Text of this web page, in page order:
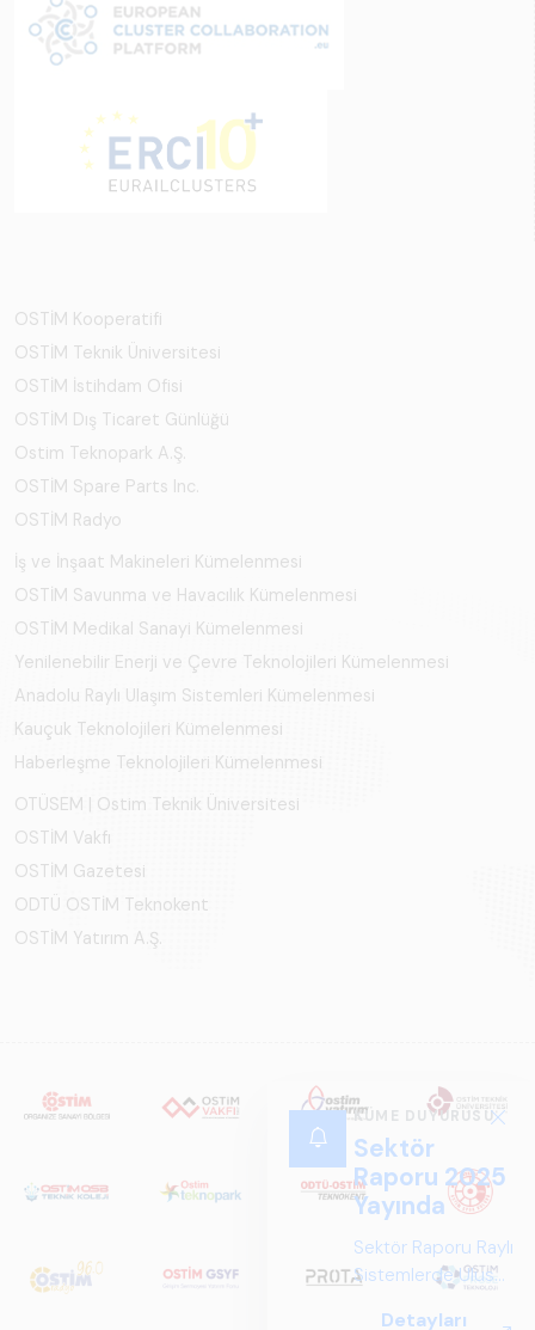
KÜME DUYURUSU
Sektör
Raporu 2025
Yayında
Sektör Raporu Raylı
Sistemlerde Ulusal
Detayları
OSTİM Kooperatifi
OSTİM Teknik Üniversitesi
OSTİM İstihdam Ofisi
OSTİM Dış Ticaret Günlüğü
Ostim Teknopark A.Ş.
OSTİM Spare Parts Inc.
OSTİM Radyo
İş ve İnşaat Makineleri Kümelenmesi
OSTİM Savunma ve Havacılık Kümelenmesi
OSTİM Medikal Sanayi Kümelenmesi
Yenilenebilir Enerji ve Çevre Teknolojileri Kümelenmesi
Anadolu Raylı Ulaşım Sistemleri Kümelenmesi
Kauçuk Teknolojileri Kümelenmesi
Haberleşme Teknolojileri Kümelenmesi
OTÜSEM | Ostim Teknik Üniversitesi
OSTİM Vakfı
OSTİM Gazetesi
ODTÜ OSTİM Teknokent
OSTİM Yatırım A.Ş.